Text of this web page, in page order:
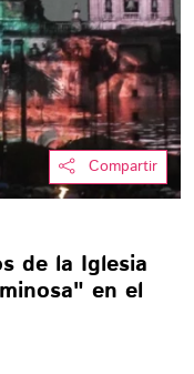
Compartir
de la Iglesia
en el